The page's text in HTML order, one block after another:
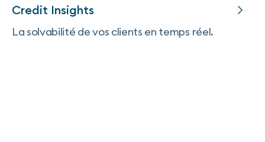
Credit Insights
La solvabilité de vos clients en temps réel.